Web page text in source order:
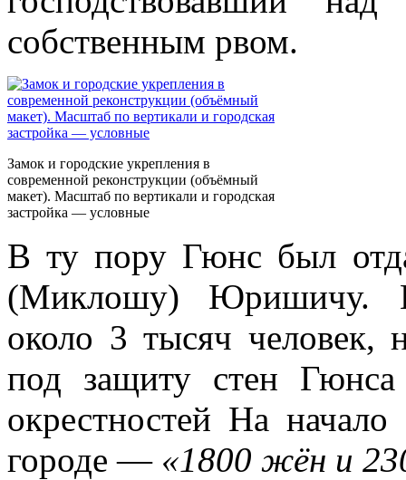
собственным рвом.
Замок и городские укрепления в
современной реконструкции (объёмный
макет). Масштаб по вертикали и городская
застройка — условные
В ту пору Гюнс был
(Миклошу) Юришичу.
около 3 тысяч человек,
под защиту стен
окрестностей На
городе — «1800 жён и